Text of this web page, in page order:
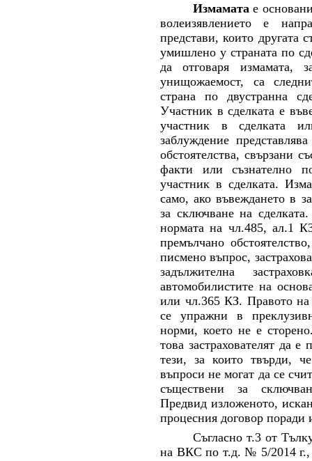
Измамата е
волеизявлението е
представи, които другата
умишлено у страната по
да отговаря измамата,
унищожаемост, са
страна по двустранна
Участник в сделката е
участник в сделката
заблуждение
обстоятелства, свързани
факти или съзнателно
участник в сделката.
само, ако въвеждането в
за сключване на
нормата на чл.485, ал.1
премълчано
писмено въпрос,
задължителна
автомобилистите на
или чл.365 КЗ. Правото на
се упражни в
норми, което не е
това застрахователят да
тези, за които твърди,
въпроси не могат да се
съществени за
Предвид изложеното,
процесния договор поради
Съгласно т.3 от
на ВКС по т.д. № 5/2014